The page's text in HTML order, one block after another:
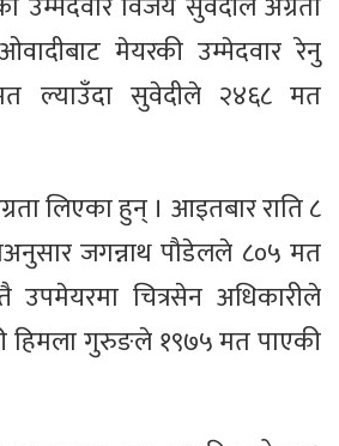
मेयरकी उम्मेदवार रेनु
ल्याउँदा सुवेदीले २४६८ मत
लिएका हुन् । आइतबार राति ८
जगन्नाथ पौडेलले ८०५ मत
चित्रसेन अधिकारीले
हिमला गुरुङले १९७५ मत पाएकी